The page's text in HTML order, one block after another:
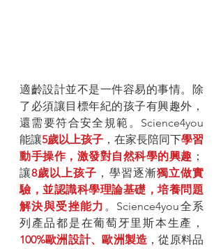
適齡設計並不是一件容易的事情。除
了必須讓目標年紀的孩子有興趣外，
還需要符合安全規範。Science4you
能讓5歲以上孩子 ，在家長陪同下學習
動手操作，激發對自然科學的興趣 ；
讓8歲以上孩子 ，學習逐漸獨立做實
驗，並認識科學理論基礎，培養問題
解決與受挫能力 。Science4you全系
列產品都是在葡萄牙里斯本生產，
100%歐洲設計、歐洲製造 ，從原料品